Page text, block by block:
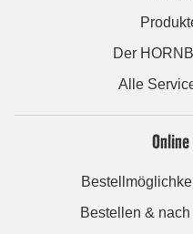
Der
Alle
Bestellen &